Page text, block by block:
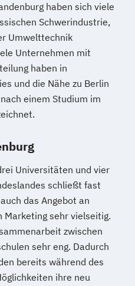
haben sich viele
Schwerindustrie,
Umwelttechnik
Unternehmen mit
haben in
und die Nähe zu Berlin
einem Studium im
Universitäten und vier
schließt fast
das Angebot an
Marketing sehr vielseitig.
zwischen
sehr eng. Dadurch
bereits während des
ihre neu